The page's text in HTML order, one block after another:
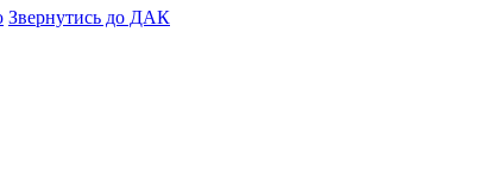
Звернутись до ДАК